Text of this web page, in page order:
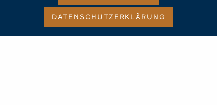
DATENSCHUTZERKLÄRUNG